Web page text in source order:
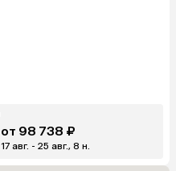
от 98 738 ₽
17 авг. - 25 авг., 8 н.